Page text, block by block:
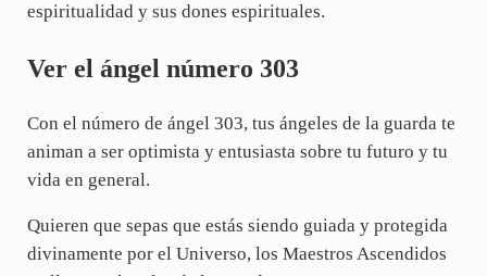
espiritualidad y sus dones espirituales.
Ver el ángel número 303
Con el número de ángel 303, tus ángeles de la guarda te
animan a ser optimista y entusiasta sobre tu futuro y tu
vida en general.
Quieren que sepas que estás siendo guiada y protegida
divinamente por el Universo, los Maestros Ascendidos